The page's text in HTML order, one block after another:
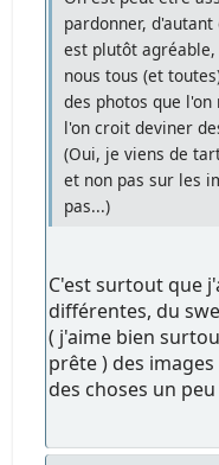
pardonner,
est plutôt
nous tous (et
des photos que
l'on croit deviner
(Oui, je viens de
et non pas sur les
pas...)
C'est surtout que
différentes, du
( j'aime bien
prête ) des
des choses un